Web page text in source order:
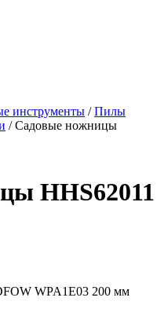
инструменты /Пилы
/ Садовые ножницы
HHS62011
WPA1E03 200 мм